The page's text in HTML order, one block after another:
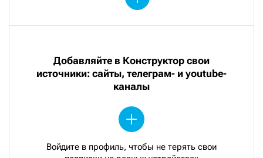
Добавляйте в Конструктор свои
источники: сайты, телеграм- и youtube-
каналы
Войдите в профиль, чтобы не терять свои